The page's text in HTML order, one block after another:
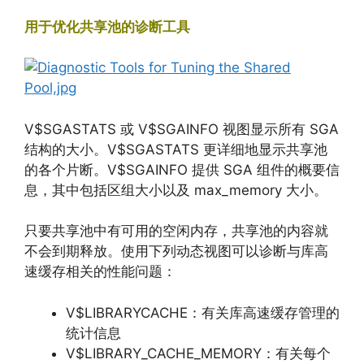
用于优化共享池的诊断工具
V$SGASTATS 或 V$SGAINFO 视图显示所有 SGA
结构的大小。V$SGASTATS 更详细地显示共享池
的各个片断。V$SGAINFO 提供 SGA 组件的概要信
息，其中包括区组大小以及 max_memory 大小。
只要共享池中有可用的空闲内存，共享池的内容就
不会到期释放。使用下列动态视图可以诊断与库高
速缓存相关的性能问题：
V$LIBRARYCACHE：有关库高速缓存管理的
统计信息
V$LIBRARY_CACHE_MEMORY：有关每个